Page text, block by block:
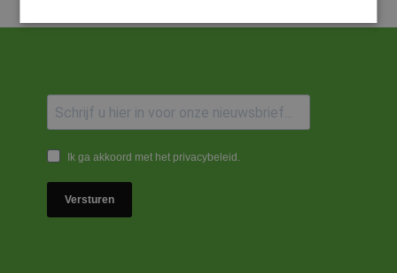
Ik ga akkoord met het privacybeleid.
Versturen